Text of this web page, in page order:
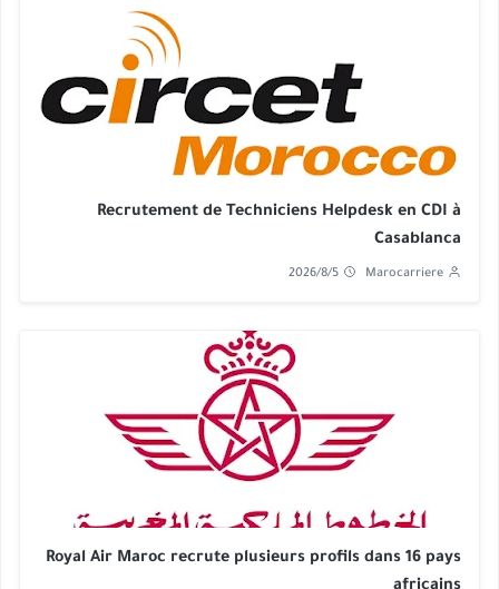
Recrutement de Techniciens Helpdesk en CDI à
Casablanca
Marocarriere
2026/8/5
Royal Air Maroc recrute plusieurs profils dans 16 pays